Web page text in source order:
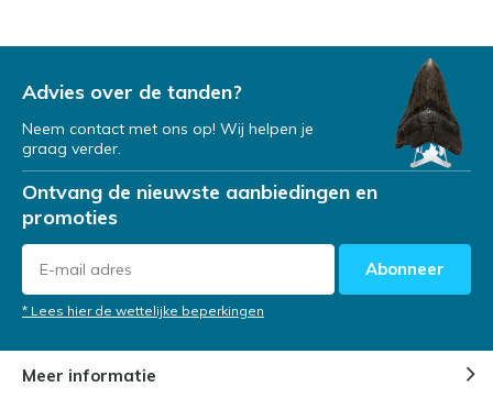
Advies over de tanden?
Neem contact met ons op! Wij helpen je
graag verder.
Ontvang de nieuwste aanbiedingen en
promoties
Abonneer
* Lees hier de wettelijke beperkingen
Meer informatie